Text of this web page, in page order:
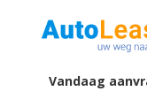
Vandaag